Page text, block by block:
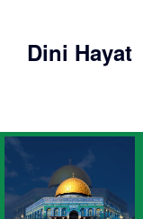
Dini Hayat